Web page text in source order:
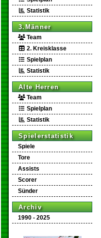
Statistik
3.Männer
Team
2. Kreisklasse
Spielplan
Statistik
Alte Herren
Team
Spielplan
Statistik
Spielerstatistik
Spiele
Tore
Assists
Scorer
Sünder
Archiv
1990 - 2025